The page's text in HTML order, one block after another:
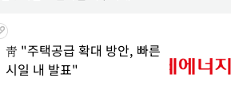
靑 "주택공급 확대 방안, 빠른
시일 내 발표"